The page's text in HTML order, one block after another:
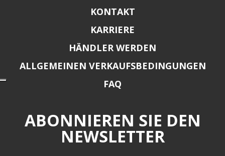
KONTAKT
KARRIERE
HÄNDLER WERDEN
ALLGEMEINEN VERKAUFSBEDINGUNGEN
FAQ
ABONNIEREN SIE DEN
NEWSLETTER